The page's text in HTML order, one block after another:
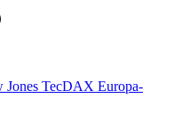
Jones TecDAX Europa-